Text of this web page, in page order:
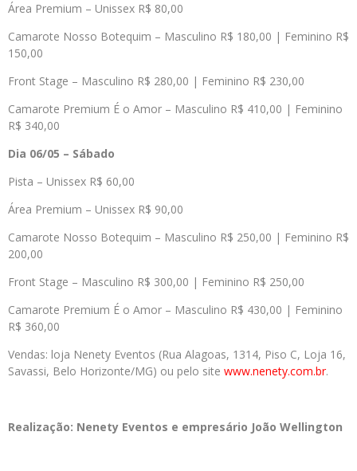
Área Premium – Unissex R$ 80,00
Camarote Nosso Botequim – Masculino R$ 180,00 | Feminino R$
150,00
Front Stage – Masculino R$ 280,00 | Feminino R$ 230,00
Camarote Premium É o Amor – Masculino R$ 410,00 | Feminino
R$ 340,00
Dia 06/05 – Sábado
Pista – Unissex R$ 60,00
Área Premium – Unissex R$ 90,00
Camarote Nosso Botequim – Masculino R$ 250,00 | Feminino R$
200,00
Front Stage – Masculino R$ 300,00 | Feminino R$ 250,00
Camarote Premium É o Amor – Masculino R$ 430,00 | Feminino
R$ 360,00
Vendas: loja Nenety Eventos (Rua Alagoas, 1314, Piso C, Loja 16,
Savassi, Belo Horizonte/MG) ou pelo site www.nenety.com.br.
Realização: Nenety Eventos e empresário João Wellington